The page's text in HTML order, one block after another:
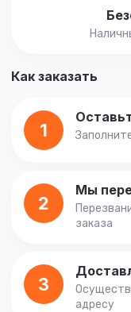
Как заказать
1
2
Мы
заказа
3
адресу